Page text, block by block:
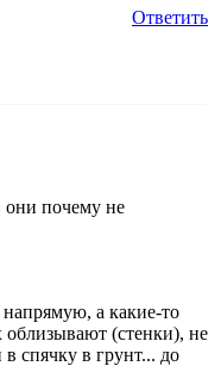
Ответить
они почему не
а какие-то
(стенки), не
спячку в грунт... до